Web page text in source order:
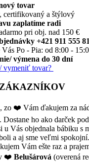
tovar
certifikovaný a štýlový
zaplatíme radi
pri obj. nad 150 €
+421 911 555
Vás Po - Pia: od 8:00 -
výmena do 30 dní
vymeniť tovar?
zo ❤️ Vám ďakujem za
Dostane ho ako darček
u Vás objednala bábiku s
a aj sme veľmi
Vám ešte raz a
❤️ Belušárová (overená